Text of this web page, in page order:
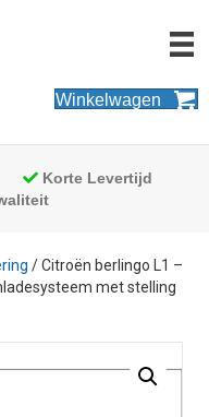
Winkelwagen
Korte Levertijd
/ Citroën berlingo L1 –
met stelling